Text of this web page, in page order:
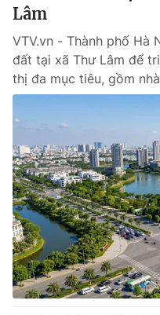
Photo
Video
VTV Sức khoẻ
Thị trường 24h
VTV4
VTV9
Lâm
VTV.vn - Thành phố Hà
đất tại xã Thư Lâm để
thị đa mục tiêu, gồm